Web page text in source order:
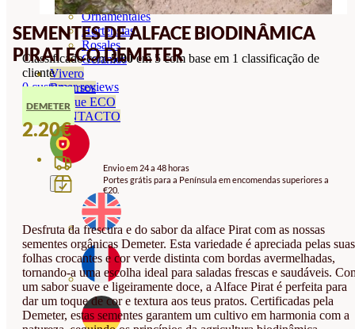
Ornamentales
Hortensias
Rosales
Geranios
Vivero
Recursos
Blogue ECO
CONTACTO
SEMENTES DE ALFACE BIODINÂMICA
PIRAT ECO DEMETER
Classificado com5.00em 5 com base em 1 classificação de
cliente
0customer reviews
DEMETER
2.20€
Envio em 24 a 48 horas
Portes grátis para a Península em encomendas superiores a
€20.
Desfruta da frescura e do sabor da alface Pirat com as nossas
sementes orgânicas Demeter. Esta variedade é apreciada pelas suas
folhas crocantes e cor verde distinta com bordas avermelhadas,
tornando-a uma escolha ideal para saladas frescas e saudáveis.
um sabor suave e ligeiramente doce, a Alface Pirat é perfeita para
dar um toque de cor e textura aos teus pratos. Certificadas pela
Demeter, estas sementes garantem um cultivo em harmonia com a